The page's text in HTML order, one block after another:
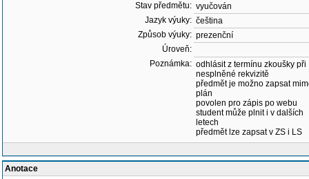
Stav předmětu: vyučován
Jazyk výuky: čeština
Způsob výuky: prezenční
Úroveň:
Poznámka: odhlásit z termínu zkoušky při
nesplněné rekvizitě
předmět je možno zapsat
plán
povolen pro zápis po webu
student může plnit i v dalších
letech
předmět lze zapsat v ZS i LS
Anotace